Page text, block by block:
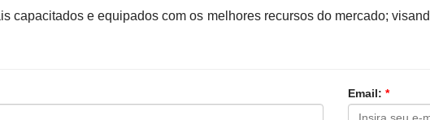
capacitados e equipados com os melhores recursos do mercado;
Email: *